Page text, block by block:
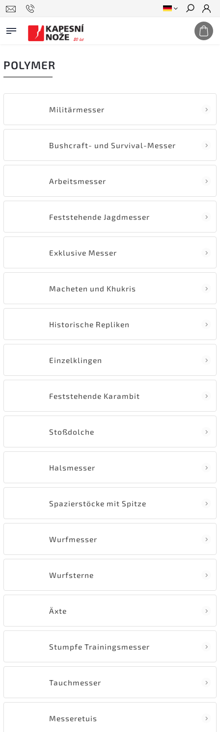
Suchen
POLYMER
Militärmesser
Bushcraft- und Survival-Messer
Arbeitsmesser
Feststehende Jagdmesser
Exklusive Messer
Macheten und Khukris
Historische Repliken
Einzelklingen
Feststehende Karambit
Stoßdolche
Halsmesser
Spazierstöcke mit Spitze
Wurfmesser
Wurfsterne
Äxte
Stumpfe Trainingsmesser
Tauchmesser
Messeretuis